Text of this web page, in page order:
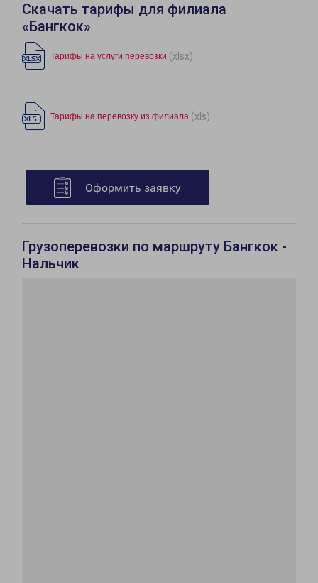
Скачать тарифы для филиала
«Бангкок»
Тарифы на услуги перевозки (xlsx)
Тарифы на перевозку из филиала (xls)
Оформить заявку
Грузоперевозки по маршруту Бангкок -
Нальчик